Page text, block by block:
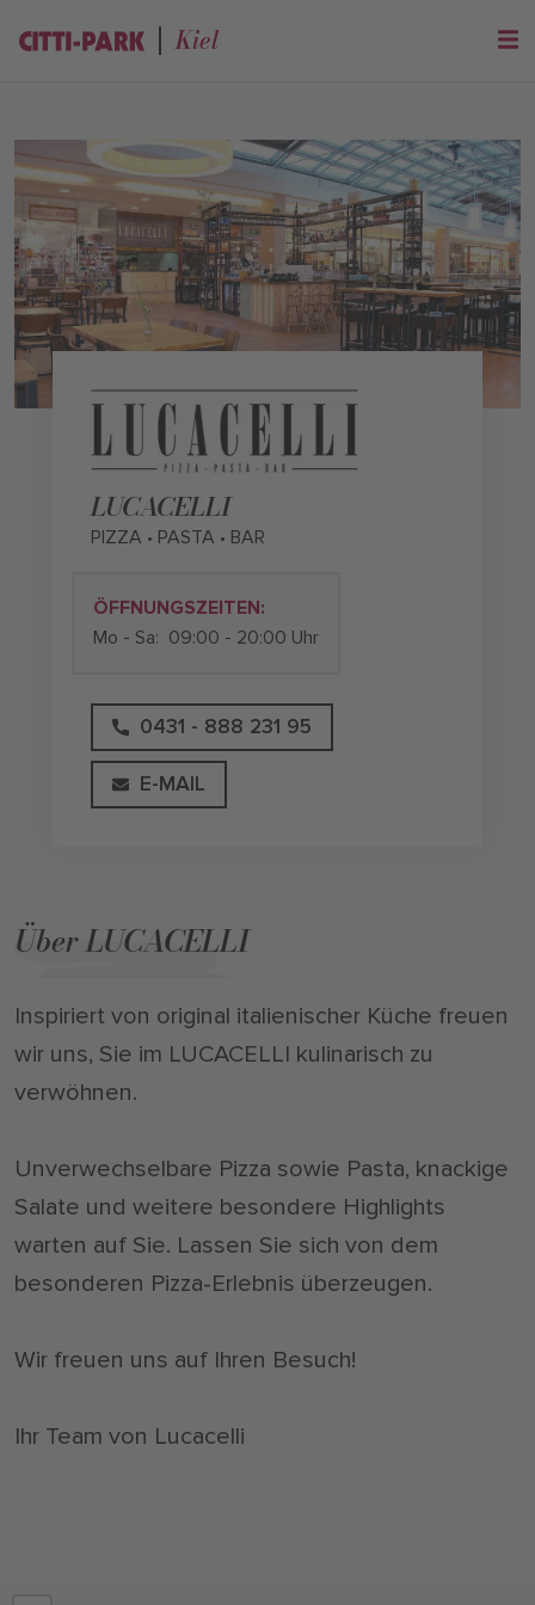
Kiel
LUCACELLI
PIZZA • PASTA • BAR
ÖFFNUNGSZEITEN:
Mo - Sa: 09:00 - 20:00 Uhr
0431 - 888 231 95
E-MAIL
Über LUCACELLI
Inspiriert von original italienischer Küche freuen
wir uns, Sie im LUCACELLI kulinarisch zu
verwöhnen.
Unverwechselbare Pizza sowie Pasta, knackige
Salate und weitere besondere Highlights
warten auf Sie. Lassen Sie sich von dem
besonderen Pizza-Erlebnis überzeugen.
Wir freuen uns auf Ihren Besuch!
Ihr Team von Lucacelli